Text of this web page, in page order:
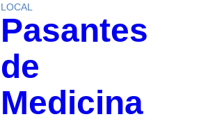
LOCAL
Pasantes
de
Medicina